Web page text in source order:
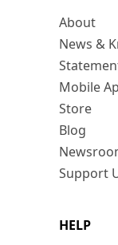
About
News &
Mobile
Store
Blog
Support
HELP